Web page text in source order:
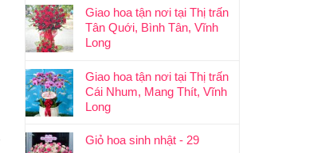
Giao hoa tận nơi tại Thị trấn
Tân Quới, Bình Tân, Vĩnh
Long
Giao hoa tận nơi tại Thị trấn
Cái Nhum, Mang Thít, Vĩnh
Long
Giỏ hoa sinh nhật - 29